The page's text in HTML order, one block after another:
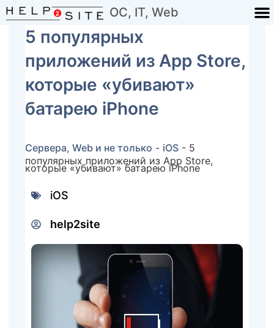
ОС, IT, Web
5 популярных
приложений из App Store,
которые «убивают»
батарею iPhone
Сервера, Web и не только - iOS- 5
популярных приложений из App Store,
которые «убивают» батарею iPhone
iOS
help2site